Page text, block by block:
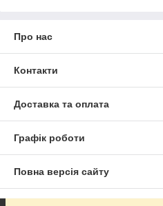
Про нас
Контакти
Доставка та оплата
Графік роботи
Повна версія сайту